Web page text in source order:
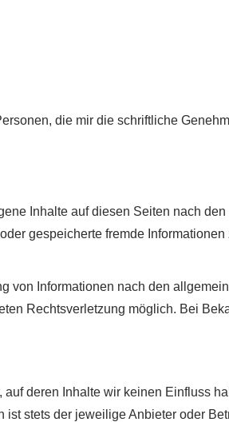
die mir die schriftliche
Inhalte auf diesen Seiten nach
gespeicherte fremde
von Informationen nach den
Rechtsverletzung möglich. Bei
deren Inhalte wir keinen Einfluss
stets der jeweilige Anbieter oder